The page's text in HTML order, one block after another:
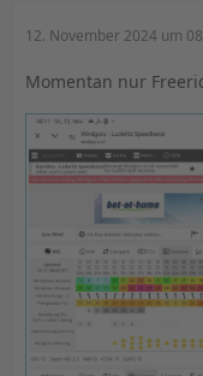
12. November 2024 um
Momentan nur